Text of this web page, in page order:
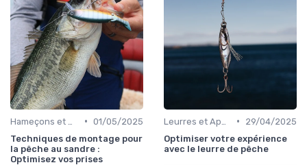
• 01/05/2025
Techniques de montage pour
la pêche au sandre :
Optimisez vos prises
•
29/04/2025
Optimiser votre expérience
avec le leurre de pêche